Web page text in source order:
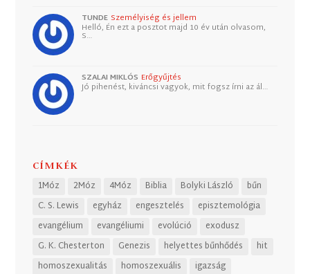
TUNDE Személyiség és jellem
Helló, Én ezt a posztot majd 10 év után olvasom,
S…
SZALAI MIKLÓS Erőgyűjtés
Jó pihenést, kiváncsi vagyok, mit fogsz írni az ál…
CÍMKÉK
1Móz 2Móz 4Móz Biblia Bolyki László
bűn
C. S. Lewis
egyház engesztelés
episztemológia
evangélium
evangéliumi evolúció
exodusz
G. K. Chesterton
Genezis helyettes bűnhődés
hit
homoszexualitás
homoszexuális igazság